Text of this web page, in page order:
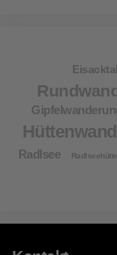
Eisacktal
Radlsee Radlseehütte